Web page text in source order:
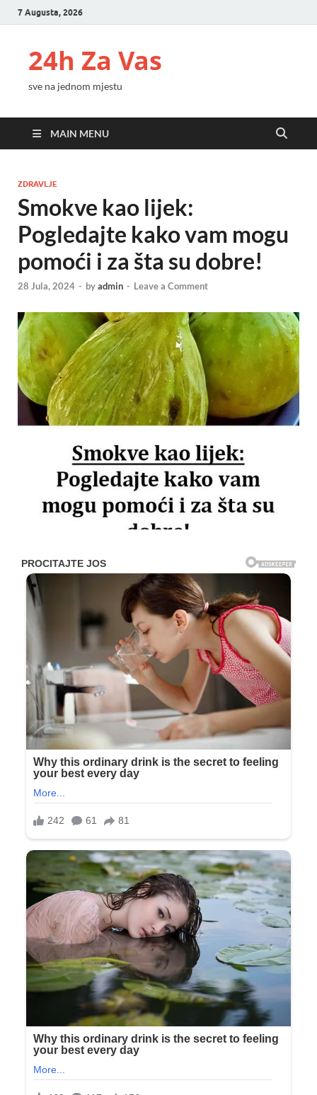
7 Augusta, 2026
24h Za Vas
sve na jednom mjestu
MAIN MENU
ZDRAVLJE
Smokve kao lijek:
Pogledajte kako vam mogu
pomoći i za šta su dobre!
28 Jula, 2024 - byadmin - Leave a Comment